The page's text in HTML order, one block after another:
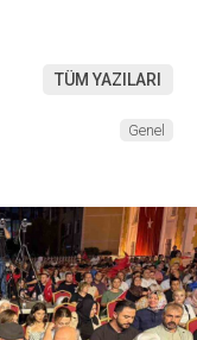
TÜM YAZILARI
Genel